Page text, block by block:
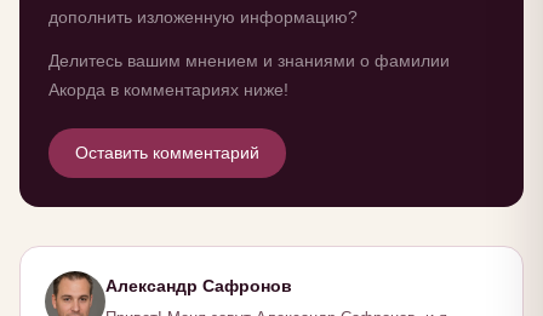
дополнить изложенную информацию?
Делитесь вашим мнением и знаниями о фамилии
Акорда в комментариях ниже!
Оставить комментарий
Александр Сафронов